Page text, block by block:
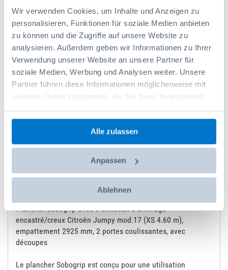
Wir verwenden Cookies, um Inhalte und Anzeigen zu
personalisieren, Funktionen für soziale Medien anbieten
zu können und die Zugriffe auf unsere Website zu
analysieren. Außerdem geben wir Informationen zu Ihrer
Verwendung unserer Website an unsere Partner für
soziale Medien, Werbung und Analysen weiter. Unsere
Partner führen diese Informationen möglicherweise mit
weiteren Daten zusammen, die Sie ihnen bereitgestellt
gesammelt haben.
Alle zulassen
Anpassen
Ablehnen
- +
Ajouter au panier
Ajouter à la liste de souhaits
Plancher Sobogrip avec 6 anneaux d'arrimage
encastré/creux Citroën Jumpy mod.17 (XS 4.60 m),
empattement 2925 mm, 2 portes coulissantes, avec
découpes
Le plancher Sobogrip est conçu pour une utilisation